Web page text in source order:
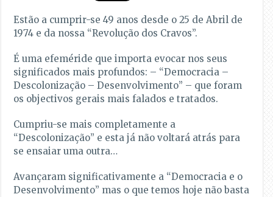
Estão a cumprir-se 49 anos desde o 25 de Abril de
1974 e da nossa “Revolução dos Cravos”.
É uma efeméride que importa evocar nos seus
significados mais profundos: – “Democracia –
Descolonização – Desenvolvimento” – que foram
os objectivos gerais mais falados e tratados.
Cumpriu-se mais completamente a
“Descolonização” e esta já não voltará atrás para
se ensaiar uma outra…
Avançaram significativamente a “Democracia e o
Desenvolvimento” mas o que temos hoje não basta